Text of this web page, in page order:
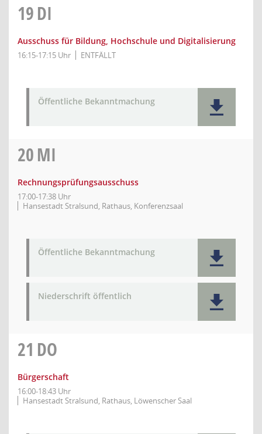
19DI
Ausschuss für Bildung, Hochschule und Digitalisierung
16:15-17:15 Uhr ENTFÄLLT
Öffentliche Bekanntmachung
20MI
Rechnungsprüfungsausschuss
17:00-17:38 Uhr
Hansestadt Stralsund, Rathaus, Konferenzsaal
Öffentliche Bekanntmachung
Niederschrift öffentlich
21 DO
Bürgerschaft
16:00-18:43 Uhr
Hansestadt Stralsund, Rathaus, Löwenscher Saal